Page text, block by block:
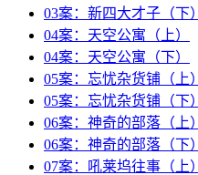
03案：新四大才子（下）
04案：天空公寓（上）
04案：天空公寓（下）
05案：忘忧杂货铺（上）
05案：忘忧杂货铺（下）
06案：神奇的部落（上）
06案：神奇的部落（下）
07案：吼莱坞往事（上）